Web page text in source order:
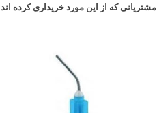
مشتریانی که از این مورد خریداری کرده اند